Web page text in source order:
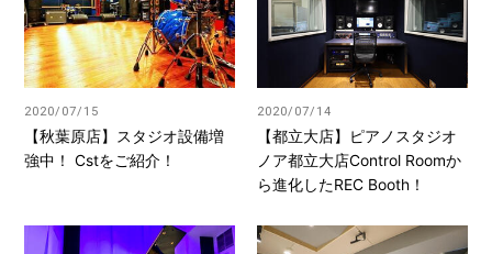
2020/07/15
【秋葉原店】スタジオ設備増
強中！ Cstをご紹介！
2020/07/14
【都立大店】ピアノスタジオ
ノア都立大店Control Roomか
ら進化したREC Booth！